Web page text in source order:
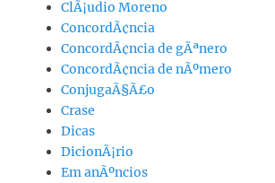
ClÃ¡udio Moreno
ConcordÃ¢ncia
ConcordÃ¢ncia de gÃªnero
ConcordÃ¢ncia de nÃºmero
ConjugaÃ§Ã£o
Crase
Dicas
DicionÃ¡rio
Em anÃºncios